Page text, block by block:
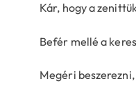
Kár, hogy a
Befér mellé a
Megéri